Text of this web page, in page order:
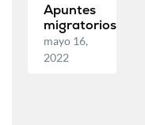
Apuntes
migratorios
mayo 16,
2022